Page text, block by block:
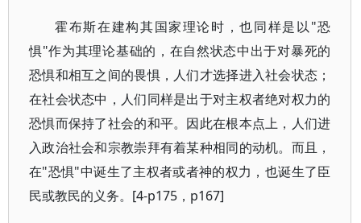
霍布斯在建构其国家理论时，也同样是以"恐
惧"作为其理论基础的，在自然状态中出于对暴死的
恐惧和相互之间的畏惧，人们才选择进入社会状态；
在社会状态中，人们同样是出于对主权者绝对权力的
恐惧而保持了社会的和平。因此在根本点上，人们进
入政治社会和宗教崇拜有着某种相同的动机。而且，
在"恐惧"中诞生了主权者或者神的权力，也诞生了臣
民或教民的义务。[4-p175，p167]